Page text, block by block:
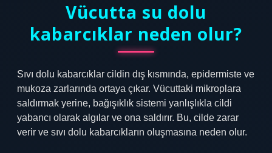
Vücutta su dolu
kabarcıklar neden olur?
Sıvı dolu kabarcıklar cildin dış kısmında, epidermiste ve
mukoza zarlarında ortaya çıkar. Vücuttaki mikroplara
saldırmak yerine, bağışıklık sistemi yanlışlıkla cildi
yabancı olarak algılar ve ona saldırır. Bu, cilde zarar
verir ve sıvı dolu kabarcıkların oluşmasına neden olur.